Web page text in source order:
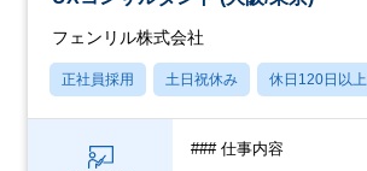
フェンリル株式会社
正社員採用 土日祝休み 休日120日以上
### 仕事内容